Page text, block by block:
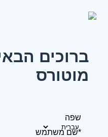
ברוכים
מוטורס
שפה
*שם משתמש